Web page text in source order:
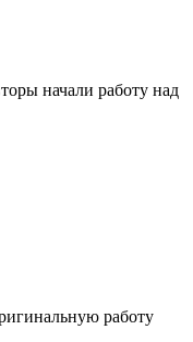
начали работу над
работу